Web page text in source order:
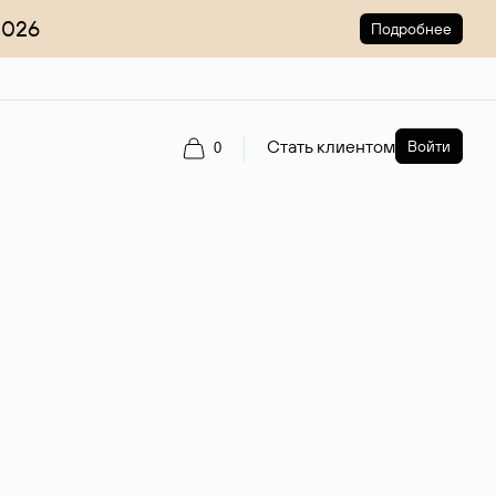
Подробнее
0 Стать клиентом Войти